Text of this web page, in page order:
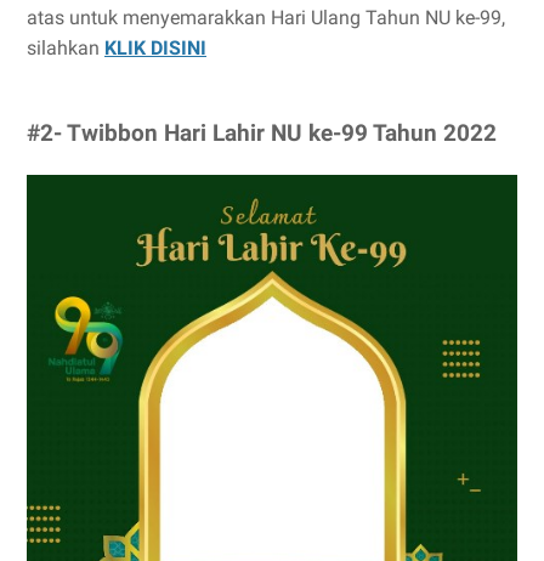
atas untuk menyemarakkan Hari Ulang Tahun NU ke-99,
silahkan KLIK DISINI
#2- Twibbon Hari Lahir NU ke-99 Tahun 2022